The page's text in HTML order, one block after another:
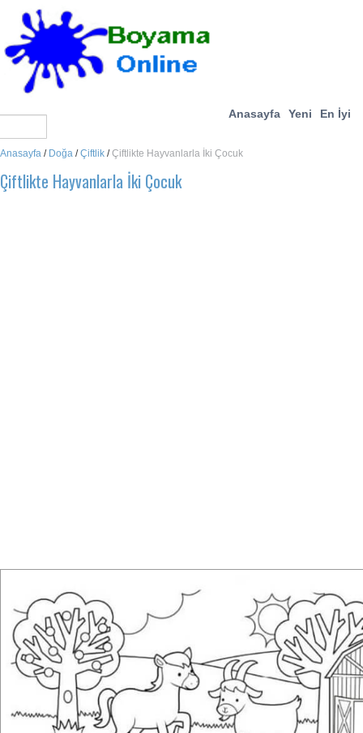
Anasayfa Yeni En İyi
Anasayfa / Doğa /Çiftlik /Çiftlikte Hayvanlarla İki Çocuk
Çiftlikte Hayvanlarla İki Çocuk